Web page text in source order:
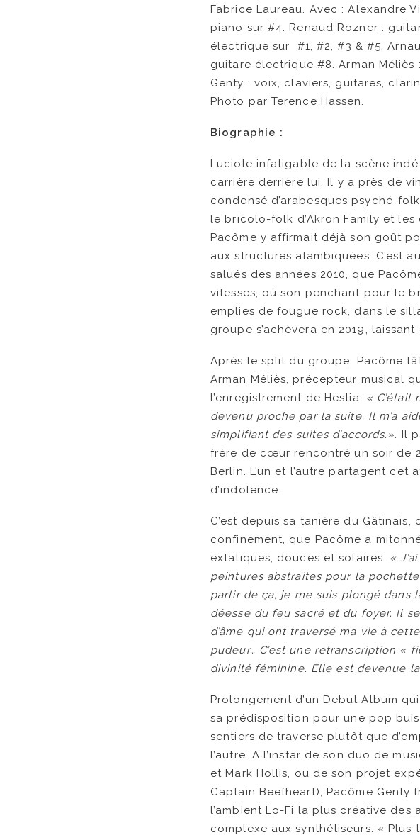
Fabrice Laureau. Avec : Alexandre
piano sur #4. Renaud Rozner :
électrique sur #1, #2, #3 & #5.
guitare électrique #8. Arman
Genty : voix, claviers, guitares,
Photo par Terence Hassen.
Biographie :
Luciole infatigable de la scène
carrière derrière lui. Il y a près de
condensé d’arabesques psyché-
le bricolo-folk d’Akron Family et
Pacôme y affirmait déjà son goût
aux structures alambiquées. C’est
salués des années 2010, que
vitesses, où son penchant pour le
emplies de fougue rock, dans le
groupe s’achèvera en 2019,
Après le split du groupe, Pacôme
Arman Méliès, précepteur musical
l’enregistrement de Hestia. « C’était
devenu proche par la suite. Il m’a
simplifiant des suites d’accords.». Il
frère de cœur rencontré un soir de
Berlin. L’un et l’autre partagent
d’indolence.
C’est depuis sa tanière du
confinement, que Pacôme a
extatiques, douces et solaires. «
peintures abstraites pour la
partir de ça, je me suis plongé dans
déesse du feu sacré et du foyer. Il
d’âme qui ont traversé ma vie à
pudeur… C’est une retranscription «
divinité féminine. Elle est devenue
Prolongement d’un Debut Album
sa prédisposition pour une pop
sentiers de traverse plutôt que
l’autre. A l’instar de son duo de
et Mark Hollis, ou de son projet
Captain Beefheart), Pacôme
l’ambient Lo-Fi la plus créative des
complexe aux synthétiseurs. «